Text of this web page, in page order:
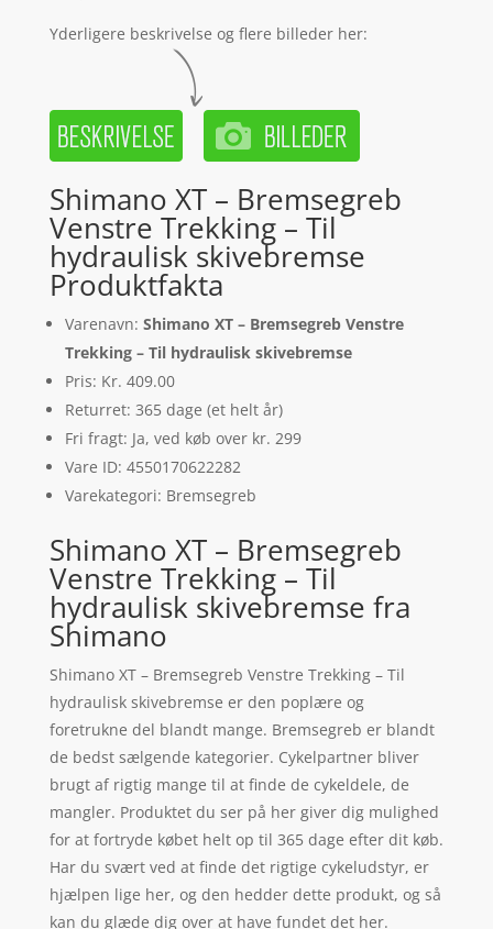
Yderligere beskrivelse og flere billeder her:
Shimano XT – Bremsegreb
Venstre Trekking – Til
hydraulisk skivebremse
Produktfakta
Varenavn: Shimano XT – Bremsegreb Venstre
Trekking – Til hydraulisk skivebremse
Pris: Kr. 409.00
Returret: 365 dage (et helt år)
Fri fragt: Ja, ved køb over kr. 299
Vare ID: 4550170622282
Varekategori: Bremsegreb
Shimano XT – Bremsegreb
Venstre Trekking – Til
hydraulisk skivebremse fra
Shimano
Shimano XT – Bremsegreb Venstre Trekking – Til
hydraulisk skivebremse er den poplære og
foretrukne del blandt mange. Bremsegreb er blandt
de bedst sælgende kategorier. Cykelpartner bliver
brugt af rigtig mange til at finde de cykeldele, de
mangler. Produktet du ser på her giver dig mulighed
for at fortryde købet helt op til 365 dage efter dit køb.
Har du svært ved at finde det rigtige cykeludstyr, er
hjælpen lige her, og den hedder dette produkt, og så
kan du glæde dig over at have fundet det her.